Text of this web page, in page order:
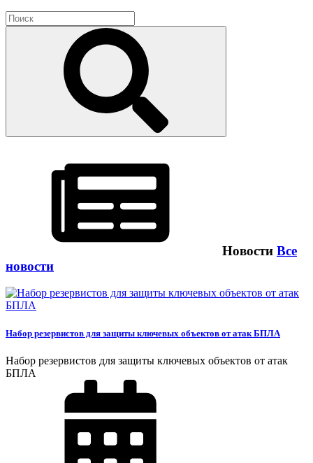
Новости Все
новости
Набор резервистов для защиты ключевых объектов от атак БПЛА
Набор резервистов для защиты ключевых объектов от атак
БПЛА